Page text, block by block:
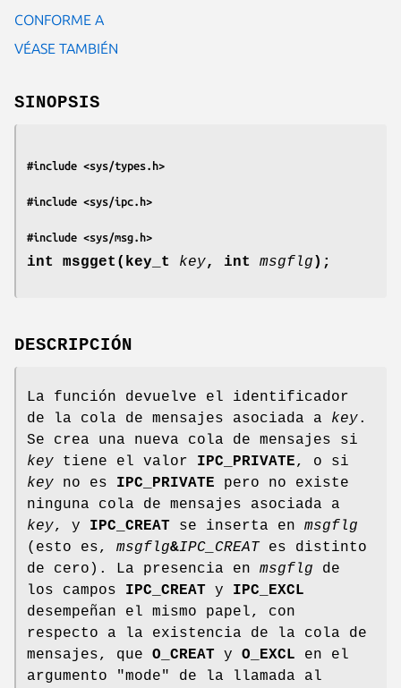
CONFORME A
VÉASE TAMBIÉN
SINOPSIS
#include <sys/types.h>
#include <sys/ipc.h>
#include <sys/msg.h>
int msgget(key_t key, int msgflg );
DESCRIPCIÓN
La función devuelve el identificador
de la cola de mensajes asociada a key.
Se crea una nueva cola de mensajes si
key tiene el valor IPC_PRIVATE, o si
key no es IPC_PRIVATE pero no existe
ninguna cola de mensajes asociada a
key, y IPC_CREAT se inserta en msgflg
(esto es, msgflg&IPC_CREATes distinto
de cero). La presencia en msgflg de
los campos IPC_CREAT y IPC_EXCL
desempeñan el mismo papel, con
respecto a la existencia de la cola de
mensajes, que O_CREAT y O_EXCL en el
argumento "mode" de la llamada al